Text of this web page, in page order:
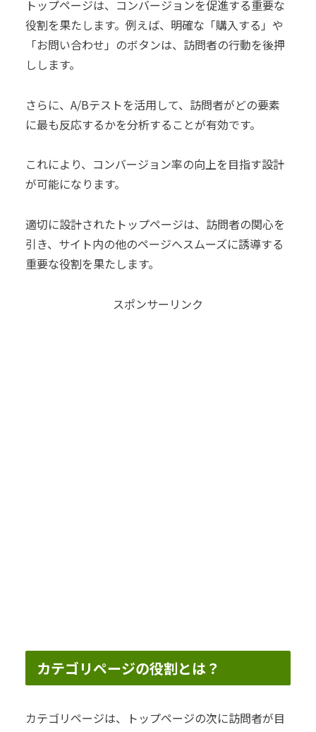
トップページは、コンバージョンを促進する重要な
役割を果たします。例えば、明確な「購入する」や
「お問い合わせ」のボタンは、訪問者の行動を後押
しします。
さらに、A/Bテストを活用して、訪問者がどの要素
に最も反応するかを分析することが有効です。
これにより、コンバージョン率の向上を目指す設計
が可能になります。
適切に設計されたトップページは、訪問者の関心を
引き、サイト内の他のページへスムーズに誘導する
重要な役割を果たします。
スポンサーリンク
カテゴリページの役割とは？
カテゴリページは、トップページの次に訪問者が目